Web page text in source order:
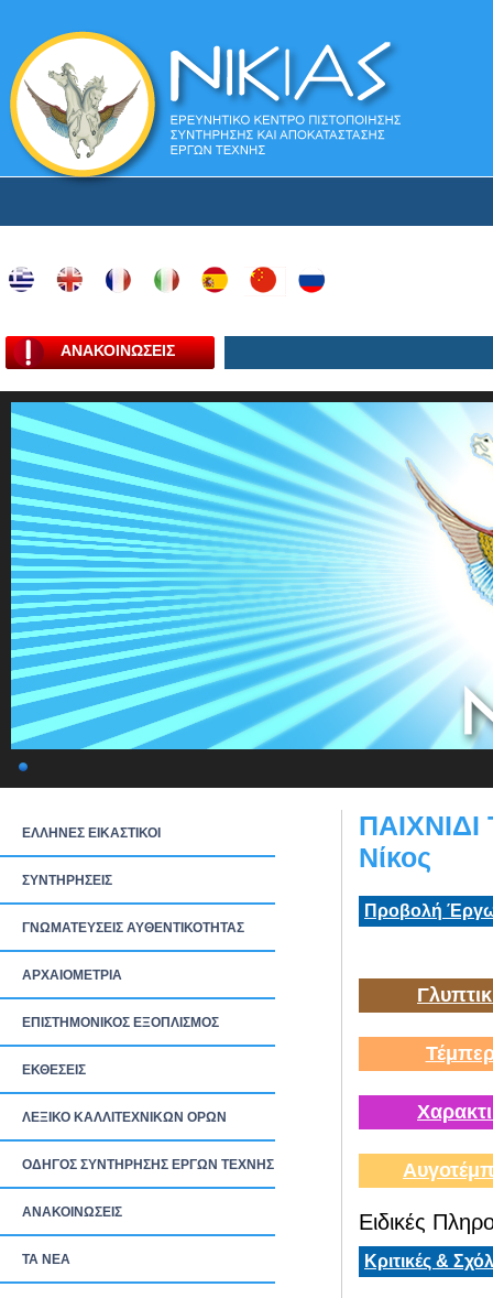
ΑΝΑΚΟΙΝΩΣΕΙΣ
ΕΛΛΗΝΕΣ ΕΙΚΑΣΤΙΚΟΙ
ΣΥΝΤΗΡΗΣΕΙΣ
ΓΝΩΜΑΤΕΥΣΕΙΣ ΑΥΘΕΝΤΙΚΟΤΗΤΑΣ
ΑΡΧΑΙΟΜΕΤΡΙΑ
ΕΠΙΣΤΗΜΟΝΙΚΟΣ ΕΞΟΠΛΙΣΜΟΣ
ΕΚΘΕΣΕΙΣ
ΛΕΞΙΚΟ ΚΑΛΛΙΤΕΧΝΙΚΩΝ ΟΡΩΝ
ΟΔΗΓΟΣ ΣΥΝΤΗΡΗΣΗΣ ΕΡΓΩΝ ΤΕΧΝΗΣ
ΑΝΑΚΟΙΝΩΣΕΙΣ
ΤΑ ΝEΑ
Νίκος
Προβολή
Ειδικές
Κριτικές &